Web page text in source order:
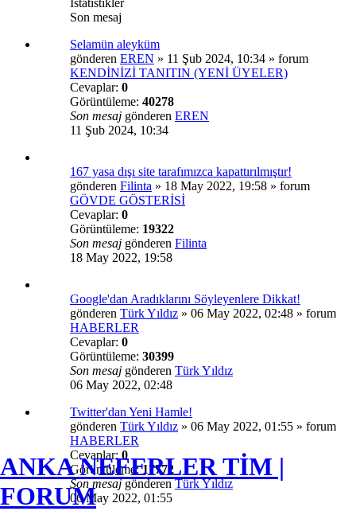
ANKA NEFERLER TİM |
FORUM
İstatistikler
Son mesaj
Selamün aleyküm
gönderen EREN » 11 Şub 2024, 10:34 » forum
KENDİNİZİ TANITIN (YENİ ÜYELER)
Cevaplar: 0
Görüntüleme: 40278
Son mesaj gönderen EREN
11 Şub 2024, 10:34
167 yasa dışı site tarafımızca kapattırılmıştır!
gönderen Filinta » 18 May 2022, 19:58 » forum
GÖVDE GÖSTERİSİ
Cevaplar: 0
Görüntüleme: 19322
Son mesaj gönderen Filinta
18 May 2022, 19:58
Google'dan Aradıklarını Söyleyenlere Dikkat!
gönderen Türk Yıldız » 06 May 2022, 02:48 » forum
HABERLER
Cevaplar: 0
Görüntüleme: 30399
Son mesaj gönderen Türk Yıldız
06 May 2022, 02:48
Twitter'dan Yeni Hamle!
gönderen Türk Yıldız » 06 May 2022, 01:55 » forum
HABERLER
Cevaplar:0
Görüntüleme:17772
Son mesajgönderenTürk Yıldız
06 May 2022, 01:55